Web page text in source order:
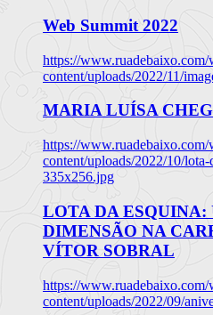
Web Summit 2022
https://www.ruadebaixo.com/
content/uploads/2022/11/
MARIA LUÍSA
https://www.ruadebaixo.com/
content/uploads/2022/10/lota-
335x256.jpg
LOTA DA ESQUINA:
DIMENSÃO NA
VÍTOR SOBRAL
https://www.ruadebaixo.com/
content/uploads/2022/09/